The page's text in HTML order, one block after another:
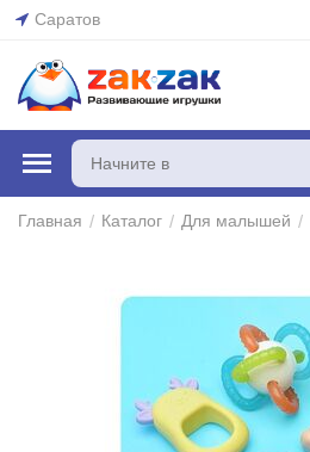
Саратов
Главная / Каталог / Для малышей /